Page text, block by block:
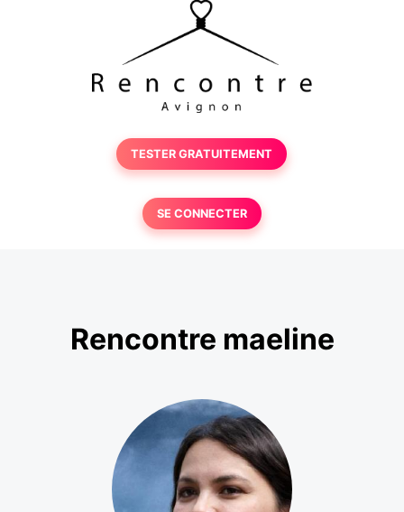
TESTER GRATUITEMENT
SE CONNECTER
Rencontre maeline